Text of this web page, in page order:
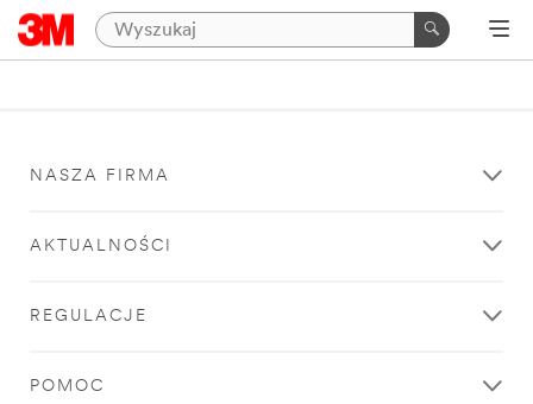
NASZA FIRMA
AKTUALNOŚCI
REGULACJE
POMOC